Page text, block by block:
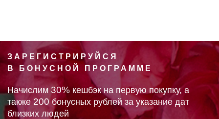
ЗАРЕГИСТРИРУЙСЯ
В БОНУСНОЙ ПРОГРАММЕ
Начислим 30% кешбэк на первую покупку, а
также 200 бонусных рублей за указание дат
близких людей